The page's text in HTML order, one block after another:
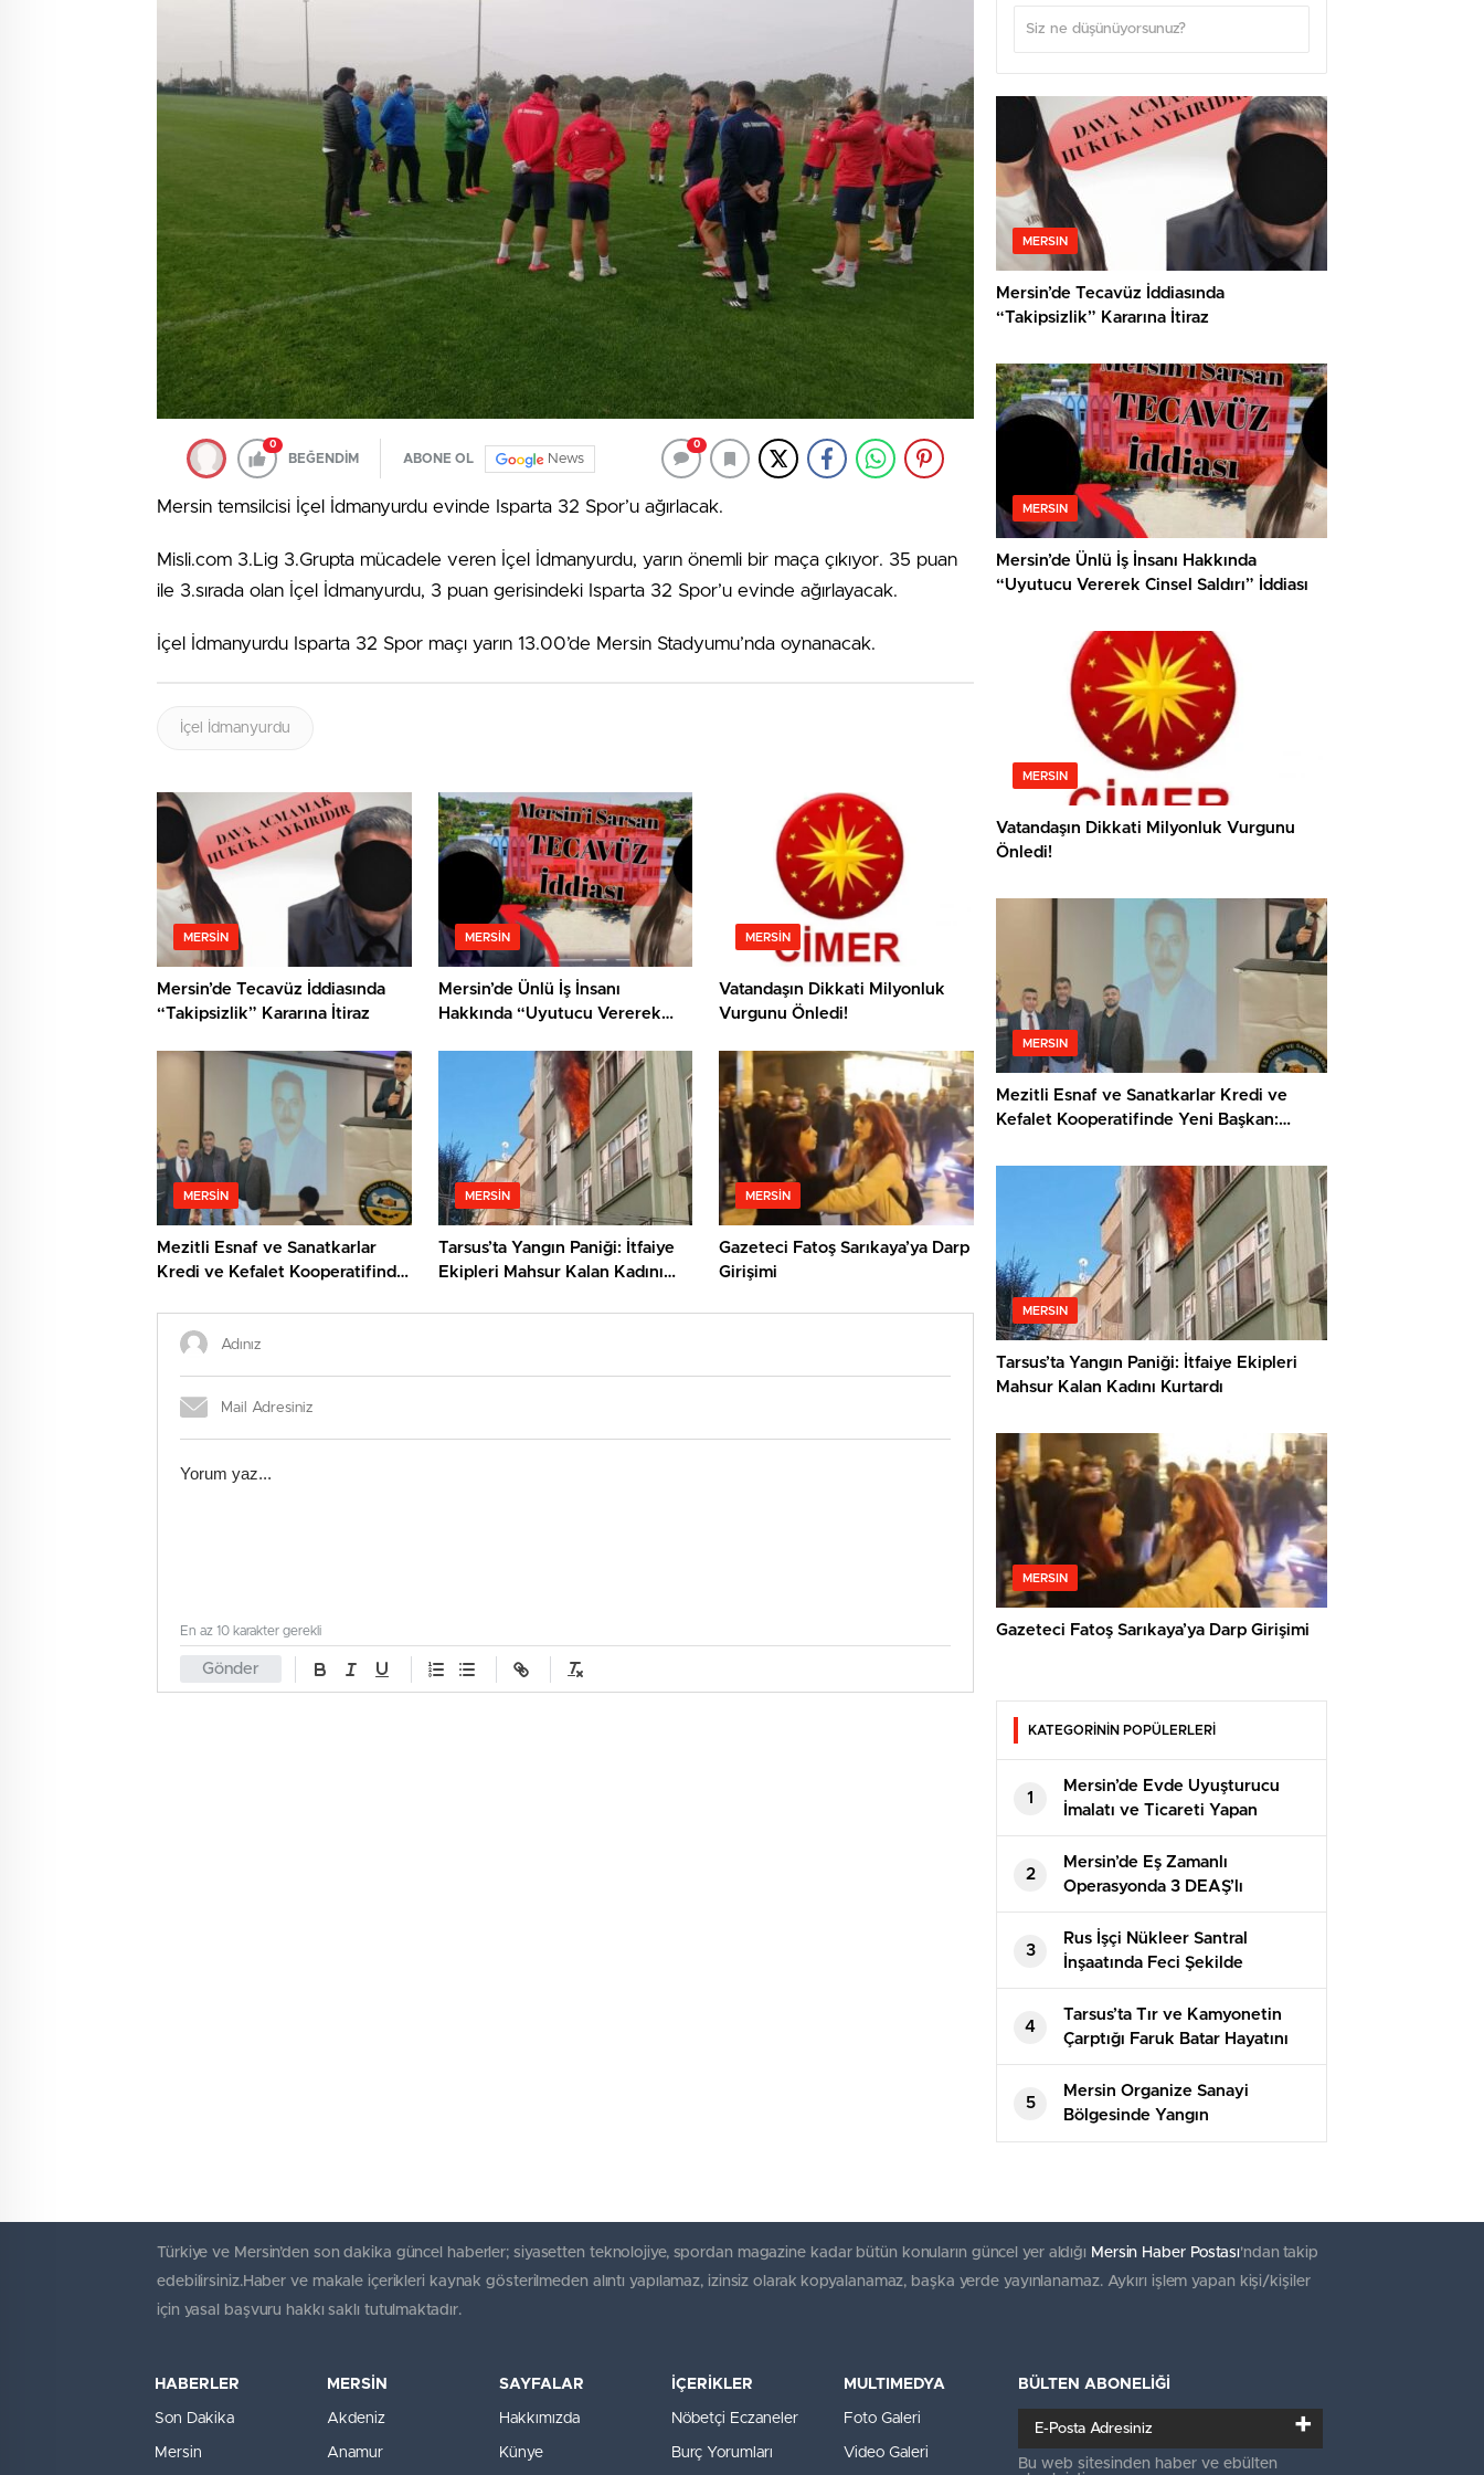
0
BEĞENDİM ABONE OL News
0
Mersin temsilcisi İçel İdmanyurdu evinde Isparta 32 Spor’u ağırlacak.
Misli.com 3.Lig 3.Grupta mücadele veren İçel İdmanyurdu, yarın önemli bir maça çıkıyor. 35 puan
ile 3.sırada olan İçel İdmanyurdu, 3 puan gerisindeki Isparta 32 Spor’u evinde ağırlayacak.
İçel İdmanyurdu Isparta 32 Spor maçı yarın 13.00’de Mersin Stadyumu’nda oynanacak.
İçel İdmanyurdu
MERSIN
Mersin’de Tecavüz İddiasında
“Takipsizlik” Kararına İtiraz
MERSIN
Mersin’de Ünlü İş İnsanı
Hakkında “Uyutucu Vererek
MERSIN
Vatandaşın Dikkati Milyonluk
Vurgunu Önledi!
MERSIN
Mezitli Esnaf ve Sanatkarlar
Kredi ve Kefalet Kooperatifinde
MERSIN
Tarsus’ta Yangın Paniği: İtfaiye
Ekipleri Mahsur Kalan Kadını
MERSIN
Gazeteci Fatoş Sarıkaya’ya Darp
Girişimi
Gönder
En az 10 karakter gerekli
MERSIN
Mersin’de Tecavüz İddiasında
“Takipsizlik” Kararına İtiraz
MERSIN
Mersin’de Ünlü İş İnsanı Hakkında
“Uyutucu Vererek Cinsel Saldırı” İddiası
MERSIN
Vatandaşın Dikkati Milyonluk Vurgunu
Önledi!
MERSIN
Mezitli Esnaf ve Sanatkarlar Kredi ve
Kefalet Kooperatifinde Yeni Başkan:
MERSIN
Tarsus’ta Yangın Paniği: İtfaiye Ekipleri
Mahsur Kalan Kadını Kurtardı
MERSIN
Gazeteci Fatoş Sarıkaya’ya Darp Girişimi
KATEGORİNİN POPÜLERLERİ
1
Mersin’de Evde Uyuşturucu
İmalatı ve Ticareti Yapan
Şahısa Suçüstü
2
Mersin’de Eş Zamanlı
Operasyonda 3 DEAŞ’lı
Yakalandı
3
Rus İşçi Nükleer Santral
İnşaatında Feci Şekilde
Hayatını Kaybetti
4
Tarsus’ta Tır ve Kamyonetin
Çarptığı Faruk Batar Hayatını
Kaybetti
5
Mersin Organize Sanayi
Bölgesinde Yangın
Türkiye ve Mersin’den son dakika güncel haberler; siyasetten teknolojiye, spordan magazine kadar bütün konuların güncel yer aldığı Mersin Haber Postası'ndan takip
edebilirsiniz.Haber ve makale içerikleri kaynak gösterilmeden alıntı yapılamaz, izinsiz olarak kopyalanamaz, başka yerde yayınlanamaz. Aykırı işlem yapan kişi/kişiler
için yasal başvuru hakkı saklı tutulmaktadır.
HABERLER
Son Dakika
Mersin
MERSİN
Akdeniz
Anamur
SAYFALAR
Hakkımızda
Künye
İÇERİKLER
Nöbetçi Eczaneler
Burç Yorumları
MULTIMEDYA
Foto Galeri
Video Galeri
BÜLTEN ABONELİĞİ
+
Bu web sitesinden haber ve ebülten